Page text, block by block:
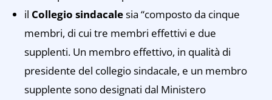
il Collegio sindacalesia “composto da cinque
membri, di cui tre membri effettivi e due
supplenti. Un membro effettivo, in qualità di
presidente del collegio sindacale, e un membro
supplente sono designati dal Ministero